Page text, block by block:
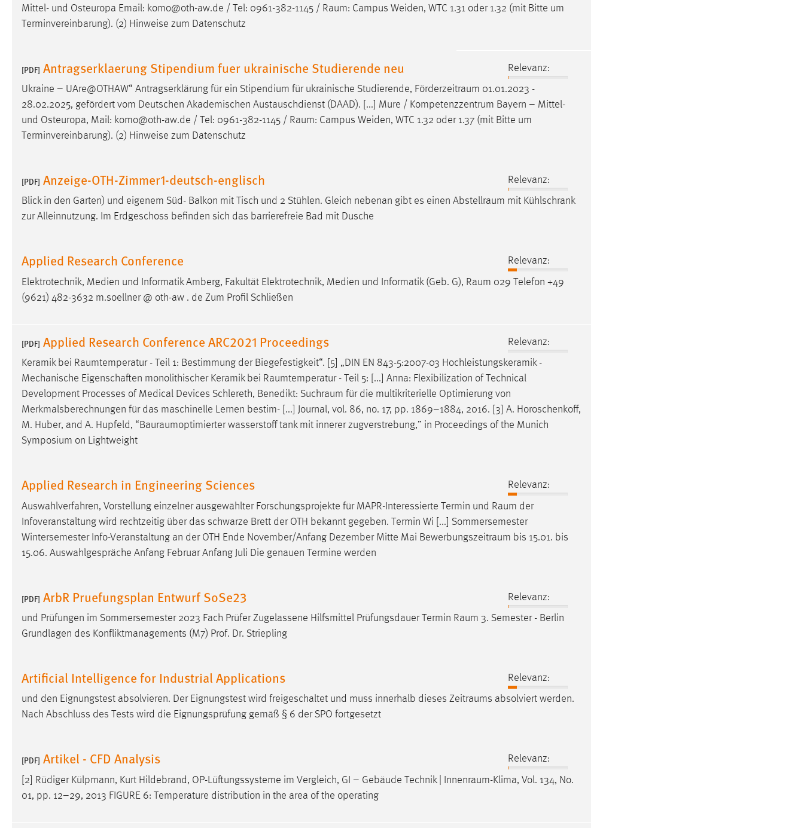
Mittel- und Osteuropa Email: komo@oth-aw.de / Tel: 0961-382-1145 / Raum: Campus Weiden, WTC 1.31 oder 1.32 (mit Bitte um
Terminvereinbarung). (2) Hinweise zum Datenschutz
[PDF] Antragserklaerung Stipendium fuer ukrainische Studierende neu
Relevanz:
Ukraine – UAre@OTHAW“ Antragserklärung für ein Stipendium für ukrainische Studierende, Förderzeitraum 01.01.2023 -
28.02.2025, gefördert vom Deutschen Akademischen Austauschdienst (DAAD). [...] Mure / Kompetenzzentrum Bayern – Mittel-
und Osteuropa, Mail: komo@oth-aw.de / Tel: 0961-382-1145 / Raum: Campus Weiden, WTC 1.32 oder 1.37 (mit Bitte um
Terminvereinbarung). (2) Hinweise zum Datenschutz
[PDF] Anzeige-OTH-Zimmer1-deutsch-englisch
Relevanz:
Blick in den Garten) und eigenem Süd- Balkon mit Tisch und 2 Stühlen. Gleich nebenan gibt es einen Abstellraum mit Kühlschrank
zur Alleinnutzung. Im Erdgeschoss befinden sich das barrierefreie Bad mit Dusche
Applied Research Conference
Relevanz:
Elektrotechnik, Medien und Informatik Amberg, Fakultät Elektrotechnik, Medien und Informatik (Geb. G), Raum 029 Telefon +49
(9621) 482-3632 m.soellner @ oth-aw . de Zum Profil Schließen
[PDF] Applied Research Conference ARC2021 Proceedings
Relevanz:
Keramik bei Raumtemperatur- Teil 1: Bestimmung der Biegefestigkeit“. [5] „DIN EN 843-5:2007-03 Hochleistungskeramik -
Mechanische Eigenschaften monolithischer Keramik bei Raumtemperatur- Teil 5: [...] Anna: Flexibilization of Technical
Development Processes of Medical Devices Schlereth, Benedikt: Suchraum für die multikriterielle Optimierung von
Merkmalsberechnungen für das maschinelle Lernen bestim- [...] Journal, vol. 86, no. 17, pp. 1869–1884, 2016. [3] A. Horoschenkoff,
M. Huber, and A. Hupfeld, “Bauraumoptimierterwasserstoff tank mit innerer zugverstrebung,” in Proceedings of the Munich
Symposium on Lightweight
Applied Research in Engineering Sciences
Relevanz:
Auswahlverfahren, Vorstellung einzelner ausgewählter Forschungsprojekte für MAPR-Interessierte Termin und Raum der
Infoveranstaltung wird rechtzeitig über das schwarze Brett der OTH bekannt gegeben. Termin Wi [...] Sommersemester
Wintersemester Info-Veranstaltung an der OTH Ende November/Anfang Dezember Mitte Mai Bewerbungszeitraum bis 15.01. bis
15.06. Auswahlgespräche Anfang Februar Anfang Juli Die genauen Termine werden
[PDF] ArbR Pruefungsplan Entwurf SoSe23
Relevanz:
und Prüfungen im Sommersemester 2023 Fach Prüfer Zugelassene Hilfsmittel Prüfungsdauer Termin Raum 3. Semester - Berlin
Grundlagen des Konfliktmanagements (M7) Prof. Dr. Striepling
Artificial Intelligence for Industrial Applications
Relevanz:
und den Eignungstest absolvieren. Der Eignungstest wird freigeschaltet und muss innerhalb dieses Zeitraums absolviert werden.
Nach Abschluss des Tests wird die Eignungsprüfung gemäß § 6 der SPO fortgesetzt
[PDF] Artikel - CFD Analysis
Relevanz:
[2] Rüdiger Külpmann, Kurt Hildebrand, OP-Lüftungssysteme im Vergleich, GI – Gebäude Technik |
Innenraum-Klima, Vol. 134, No.
01, pp. 12–29, 2013 FIGURE 6: Temperature distribution in the area of the operating
Name: _gcl_au
Cookie Laufzeit:
Facebook Pixel
Name: _fbp
Zweck: Conversion-Tracking
Cookie Laufzeit:
EXTERNE MEDIEN
Um Inhalte von Videoplattformen und Social Media
Plattformen anzeigen zu können, werden von diesen
externen Medien Cookies gesetzt.
YouTube
Vimeo